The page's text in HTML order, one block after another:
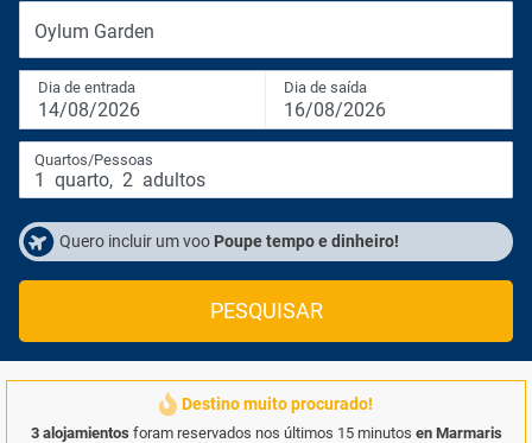
Oylum Garden
Dia de entrada
14/08/2026
Dia de saída
16/08/2026
Quartos/Pessoas
1 quarto, 2 adultos
Quero incluir um voo Poupe tempo e dinheiro!
PESQUISAR
Destino muito procurado!
3 alojamientos foram reservados nos últimos 15 minutos en Marmaris